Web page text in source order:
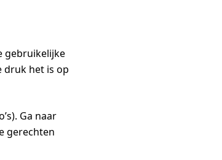
gebruikelijke
druk het is op
Ga naar
gerechten